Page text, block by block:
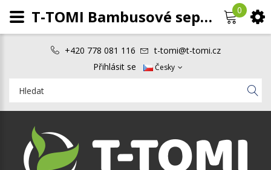
+420 778 081 116
t-tomi@t-tomi.cz
Přihlásit se
Česky
0
T-TOMI Bambusové separační pleny